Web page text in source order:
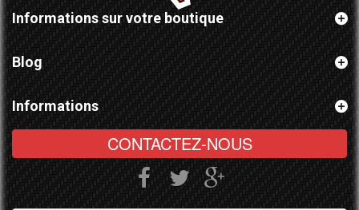
Informations sur votre boutique
Blog
Informations
CONTACTEZ-NOUS